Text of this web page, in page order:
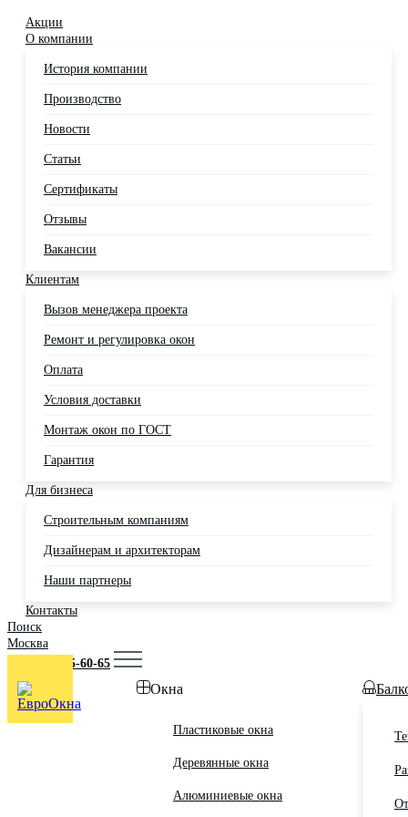
Акции
О компании
История компании
Производство
Новости
Статьи
Сертификаты
Отзывы
Вакансии
Клиентам
Вызов менеджера проекта
Ремонт и регулировка окон
Оплата
Условия доставки
Монтаж окон по ГОСТ
Гарантия
Для бизнеса
Строительным компаниям
Дизайнерам и архитекторам
Наши партнеры
Контакты
Поиск
Москва
+7 (495) 725-60-65
Окна
Пластиковые окна
Деревянные окна
Алюминиевые окна